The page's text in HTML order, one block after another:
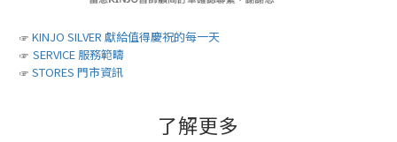
☞ KINJO SILVER 獻給值得慶祝的每一天
☞ SERVICE 服務範疇
☞ STORES 門市資訊
了解更多